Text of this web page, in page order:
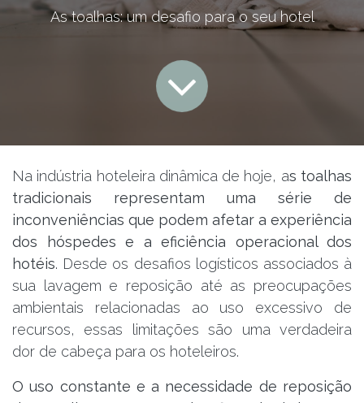
As toalhas: um desafio para o seu hotel
Na indústria hoteleira dinâmica de hoje, as toalhas
tradicionais representam uma série de
inconveniências que podem afetar a experiência
dos hóspedes e a eficiência operacional dos
hotéis. Desde os desafios logísticos associados à
sua lavagem e reposição até as preocupações
ambientais relacionadas ao uso excessivo de
recursos, essas limitações são uma verdadeira
dor de cabeça para os hoteleiros.
O uso constante e a necessidade de reposição